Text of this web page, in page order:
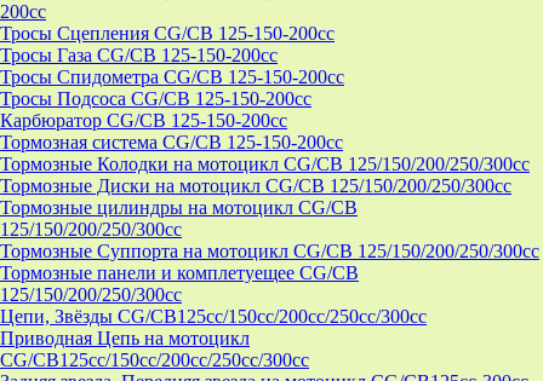
200cc
Тросы Сцепления CG/CB 125-150-200cc
Тросы Газа CG/CB 125-150-200cc
Тросы Спидометра CG/CB 125-150-200cc
Тросы Подсоса CG/CB 125-150-200cc
Карбюратор CG/CB 125-150-200cc
Тормозная система CG/CB 125-150-200cc
Тормозные Колодки на мотоцикл CG/CB 125/150/200/250/300cc
Тормозные Диски на мотоцикл CG/CB 125/150/200/250/300cc
Тормозные цилиндры на мотоцикл CG/CB
125/150/200/250/300cc
Тормозные Суппорта на мотоцикл CG/CB 125/150/200/250/300cc
Тормозные панели и комплетуещее CG/CB
125/150/200/250/300cc
Цепи, Звёзды CG/CB125cc/150cc/200cc/250cc/300cc
Приводная Цепь на мотоцикл
CG/CB125cc/150cc/200cc/250cc/300cc